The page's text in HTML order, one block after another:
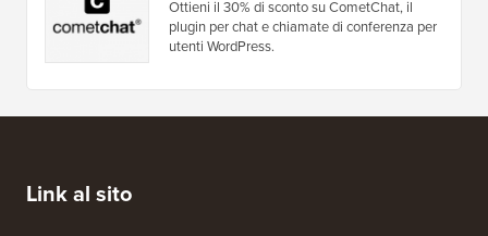
Ottieni il 30% di sconto su CometChat, il
plugin per chat e chiamate di conferenza per
utenti WordPress.
Link al sito